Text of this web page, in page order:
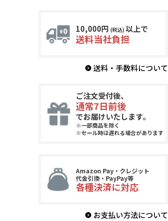
10,000円 (税込) 以上で
送料当社負担
送料・手数料について
ご注文受付後、
通常7日前後
でお届けいたします。
※一部商品を除く
※セール時は遅れる場合があります
Amazon Pay・クレジット
代金引換・PayPay等
各種決済に対応
お支払い方法について